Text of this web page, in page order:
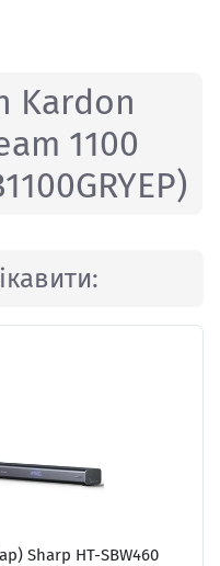
Kardon
1100
Sharp HT-SBW460